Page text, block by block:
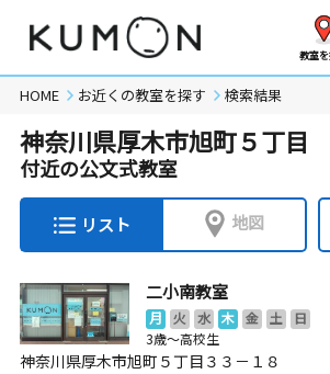
教室
HOME お近くの教室を探す 検索結果
神奈川県厚木市旭町５丁目
付近の公文式教室
リスト 地図
二小南教室
月 火 水 木 金 土
日
3歳～高校生
神奈川県厚木市旭町５丁目３３－１８